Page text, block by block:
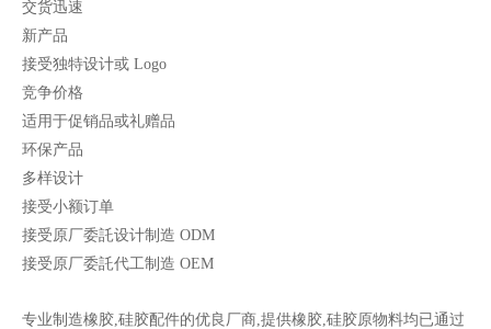
吸盘
交货迅速
新产品
接受独特设计或 Logo
竞争价格
适用于促销品或礼赠品
环保产品
多样设计
接受小额订单
接受原厂委託设计制造 ODM
接受原厂委託代工制造 OEM
专业制造橡胶,硅胶配件的优良厂商,提供橡胶,硅胶原物料均已通过